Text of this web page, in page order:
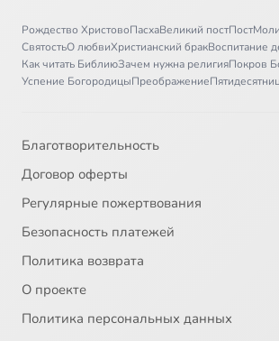
Рождество ХристовоПасхаВеликий постПост
СвятостьО любвиХристианский бракВоспитание
Как читать БиблиюЗачем нужна религияПокров
Успение БогородицыПреображение
Благотворительность
Договор оферты
Регулярные пожертвования
Безопасность платежей
Политика возврата
О проекте
Политика персональных данных